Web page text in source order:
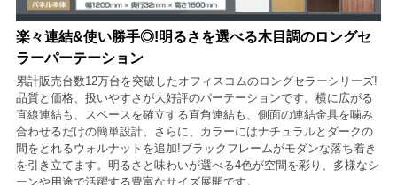
楽々連結&使い勝手◎!明るさを選べる木目調のロングセ
ラーパーテーション
累計販売台数12万台を突破したオフィスコムのロングセラーシリーズ!
品質と価格、扱いやすさが大好評のパーテーションです。横に広がる
直線連結も、スペースを確立する直角連結も、側面の連結金具を噛み
合わせるだけの簡単設計。さらに、カラーにはナチュラルとダークの
間をとれるウォルナットを追加!ブラックフレームがモダンな落ち着き
を引き立てます。明るさと味わいが選べる4色が空間を彩り、多様なシ
ーンや用途で活躍する豊富なサイズ展開です。